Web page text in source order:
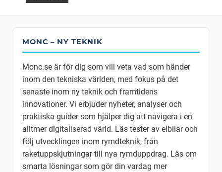
MONC – NY TEKNIK
Monc.se är för dig som vill veta vad som händer
inom den tekniska världen, med fokus på det
senaste inom ny teknik och framtidens
innovationer. Vi erbjuder nyheter, analyser och
praktiska guider som hjälper dig att navigera i en
alltmer digitaliserad värld. Läs tester av elbilar och
följ utvecklingen inom rymdteknik, från
raketuppskjutningar till nya rymduppdrag. Läs om
smarta lösningar som gör din vardag mer